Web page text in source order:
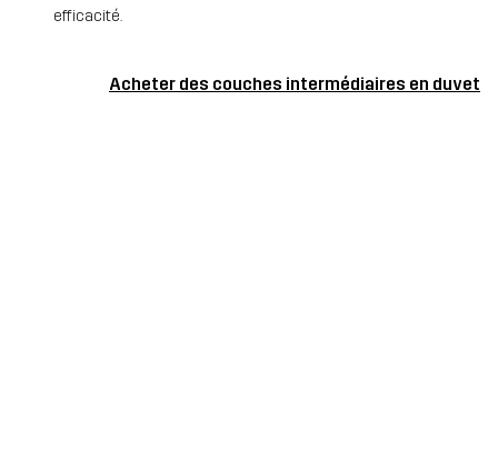
efficacité.
Acheter des couches intermédiaires en duvet